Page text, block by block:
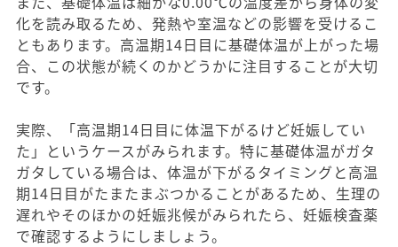
化を読み取るため、発熱や室温などの影響を受けるこ
ともあります。高温期14日目に基礎体温が上がった場
合、この状態が続くのかどうかに注目することが大切
です。
実際、「高温期14日目に体温下がるけど妊娠してい
た」というケースがみられます。特に基礎体温がガタ
ガタしている場合は、体温が下がるタイミングと高温
期14日目がたまたまぶつかることがあるため、生理の
遅れやそのほかの妊娠兆候がみられたら、妊娠検査薬
で確認するようにしましょう。